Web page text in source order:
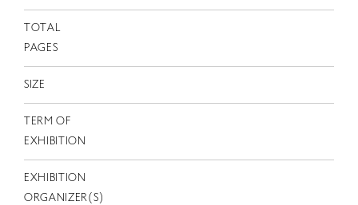
TOTAL
PAGES
SIZE
TERM OF
EXHIBITION
EXHIBITION
ORGANIZER(S)